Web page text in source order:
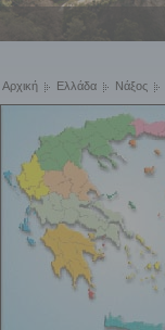
Αρχική Ελλάδα Νάξος